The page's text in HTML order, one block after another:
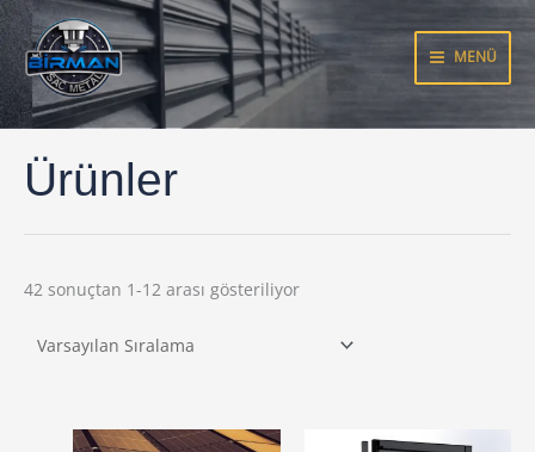
İçeriğe
atla
MENÜ
Ürünler
42 sonuçtan 1-12 arası gösteriliyor